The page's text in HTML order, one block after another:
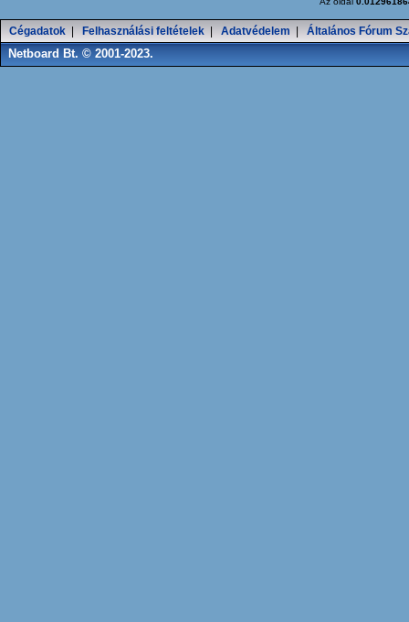
Cégadatok Felhasználási feltételek Adatvédelem Általános Fórum
Netboard Bt. © 2001-2023.